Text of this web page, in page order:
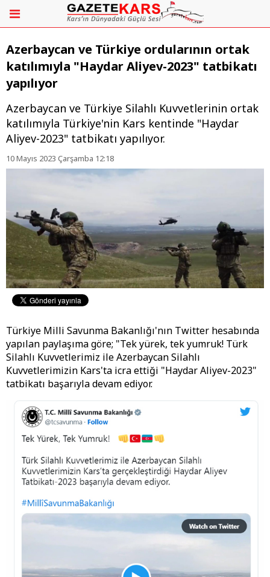
Azerbaycan ve Türkiye ordularının ortak
katılımıyla "Haydar Aliyev-2023" tatbikatı
yapılıyor
Azerbaycan ve Türkiye Silahlı Kuvvetlerinin ortak
katılımıyla Türkiye'nin Kars kentinde "Haydar
Aliyev-2023" tatbikatı yapılıyor.
10 Mayıs 2023 Çarşamba 12:18
Türkiye Milli Savunma Bakanlığı'nın Twitter hesabında
yapılan paylaşıma göre; "Tek yürek, tek yumruk! Türk
Silahlı Kuvvetlerimiz ile Azerbaycan Silahlı
Kuvvetlerimizin Kars'ta icra ettiği "Haydar Aliyev-2023"
tatbikatı başarıyla devam ediyor.